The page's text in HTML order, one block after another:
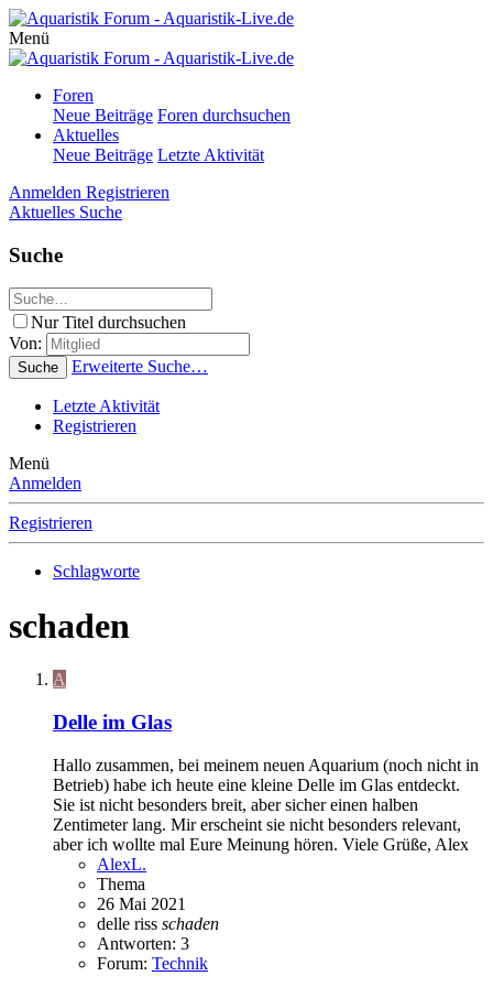
Menü
Foren
Neue Beiträge Foren durchsuchen
Aktuelles
Neue Beiträge Letzte Aktivität
Anmelden Registrieren
Aktuelles Suche
Suche
Nur Titel durchsuchen
Von:
Suche Erweiterte Suche…
Letzte Aktivität
Registrieren
Menü
Anmelden
Registrieren
Schlagworte
schaden
A
Delle im Glas
Hallo zusammen, bei meinem neuen Aquarium (noch nicht in
Betrieb) habe ich heute eine kleine Delle im Glas entdeckt.
Sie ist nicht besonders breit, aber sicher einen halben
Zentimeter lang. Mir erscheint sie nicht besonders relevant,
aber ich wollte mal Eure Meinung hören. Viele Grüße, Alex
AlexL.
Thema
26 Mai 2021
delle riss schaden
Antworten: 3
Forum: Technik